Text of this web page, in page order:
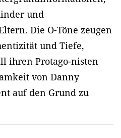
und
Die O-Töne zeugen
und Tiefe,
ihren Protago-nisten
von Danny
auf den Grund zu